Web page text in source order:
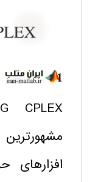
CPLEX
افزارهای